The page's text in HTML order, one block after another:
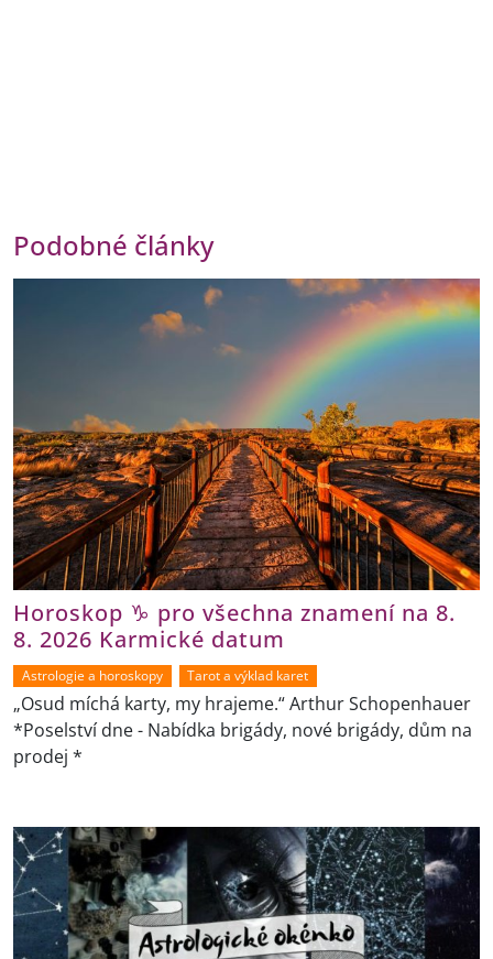
Podobné články
Horoskop ♑ pro všechna znamení na 8.
8. 2026 Karmické datum
Astrologie a horoskopy Tarot a výklad karet
„Osud míchá karty, my hrajeme.“ Arthur Schopenhauer
*Poselství dne - Nabídka brigády, nové brigády, dům na
prodej *